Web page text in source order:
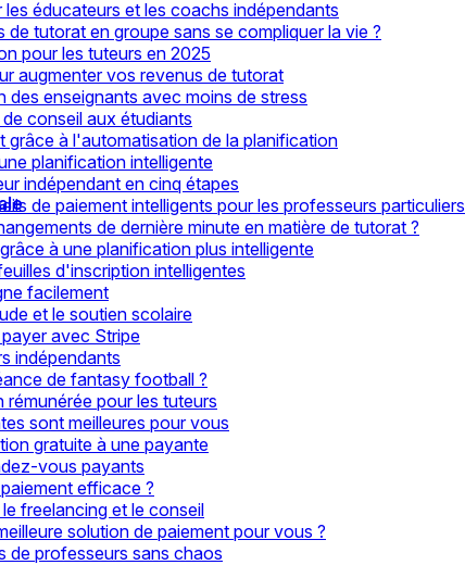
éducateurs et les coachs indépendants
tutorat en groupe sans se compliquer la vie ?
pour les tuteurs en 2025
augmenter vos revenus de tutorat
enseignants avec moins de stress
conseil aux étudiants
grâce à l'automatisation de la planification
planification intelligente
indépendant en cinq étapes
de paiement intelligents pour les professeurs particuliers
de dernière minute en matière de tutorat ?
à une planification plus intelligente
d'inscription intelligentes
facilement
et le soutien scolaire
avec Stripe
indépendants
de fantasy football ?
pour les tuteurs
sont meilleures pour vous
gratuite à une payante
vous payants
efficace ?
freelancing et le conseil
solution de paiement pour vous ?
de professeurs sans chaos